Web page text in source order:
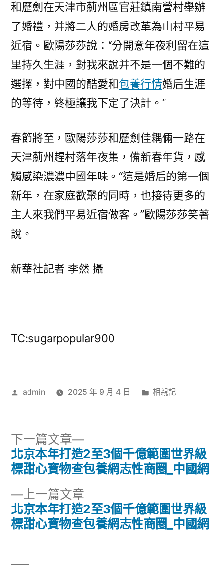
和歷劍在天津市薊州區官莊鎮南營村舉辦
了婚禮，并將二人的婚房改革為山村平易
近宿。歐陽莎莎說：“分開意年夜利留在這
里持久生涯，對我來說并不是一個不難的
選擇，對中國的酷愛和包養行情婚后生涯
的等待，終極讓我下定了決計。”
春節將至，歐陽莎莎和歷劍佳耦倆一路在
天津薊州趕村落年夜集，備新春年貨，感
觸感染濃濃中國年味。“這是婚后的第一個
新年，在家庭歡聚的同時，也接待更多的
主人來我們平易近宿做客。”歐陽莎莎笑著
說。
新華社記者 李然 攝
TC:sugarpopular900
作
admin 2025 年 9 月 4 日
分
相親記
文
導
覽
上一篇文章
一
篇
北京本年打造2至3個千億範圍世界級
標甜心寶物查包養網志性商圈_中國網
下一篇文章
下
一
篇
北京本年打造2至3個千億範圍世界級
標甜心寶物查包養網志性商圈_中國網